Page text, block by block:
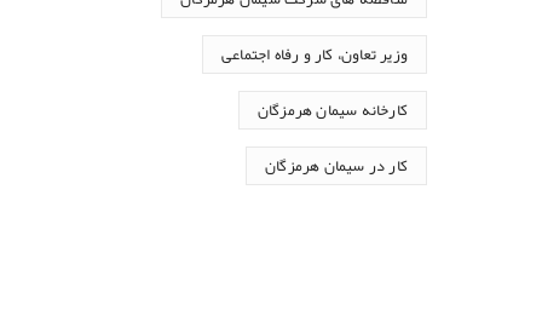
وزیر تعاون، کار و رفاه اجتماعی
کارخانه سیمان هرمزگان
کار در سیمان هرمزگان